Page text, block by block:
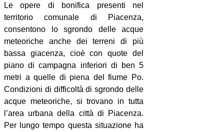
Le opere di bonifica presenti nel
territorio comunale di Piacenza,
consentono lo sgrondo delle acque
meteoriche anche dei terreni di più
bassa giacenza, cioè con quote del
piano di campagna inferiori di ben 5
metri a quelle di piena del fiume Po.
Condizioni di difficoltà di sgrondo delle
acque meteoriche, si trovano in tutta
l’area urbana della città di Piacenza.
Per lungo tempo questa situazione ha